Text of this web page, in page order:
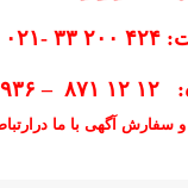
۳۳ -۰۲۱
– ۰۹۳۶
سفارش آگهی با ما